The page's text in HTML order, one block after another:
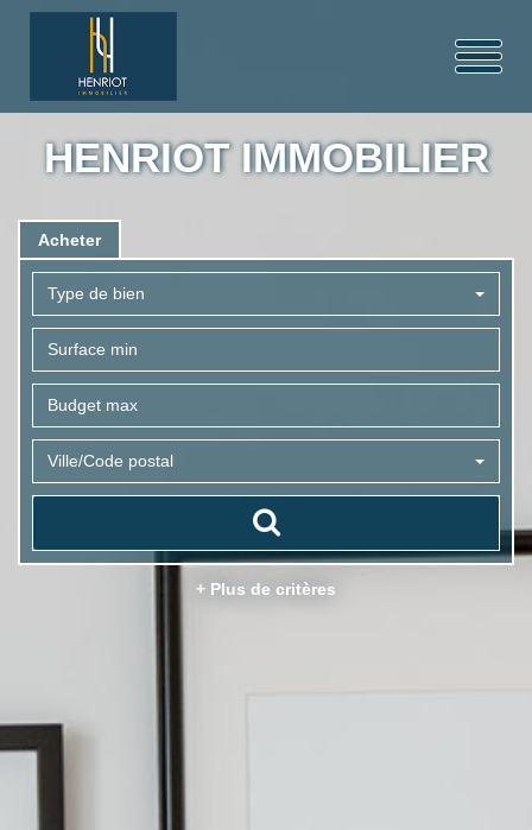
HENRIOT IMMOBILIER
Acheter
Type de bien
Ville/Code postal
+ Plus de critères